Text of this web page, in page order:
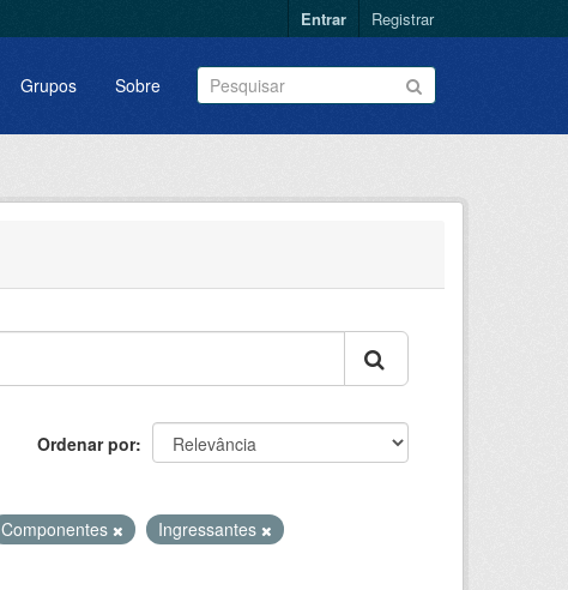
Entrar Registrar
Grupos Sobre
Ordenar por
Componentes
Ingressantes